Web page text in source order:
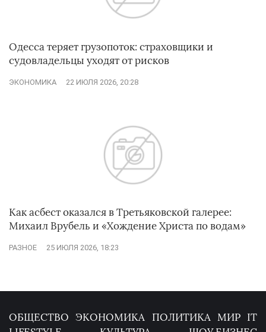
Одесса теряет грузопоток: страховщики и
судовладельцы уходят от рисков
ЭКОНОМИКА 22 ИЮЛЯ 2026, 20:28
Как асбест оказался в Третьяковской галерее:
Михаил Врубель и «Хождение Христа по водам»
РАЗНОЕ 25 ИЮЛЯ 2026, 18:23
ОБЩЕСТВО ЭКОНОМИКА ПОЛИТИКА МИР IT